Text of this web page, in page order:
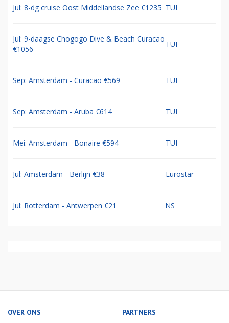
Jul: 8-dg cruise Oost Middellandse Zee €1235 TUI
Jul: 9-daagse Chogogo Dive & Beach Curacao
€1056
TUI
Sep: Amsterdam - Curacao €569 TUI
Sep: Amsterdam - Aruba €614 TUI
Mei: Amsterdam - Bonaire €594 TUI
Jul: Amsterdam - Berlijn €38 Eurostar
Jul: Rotterdam - Antwerpen €21 NS
OVER ONS PARTNERS